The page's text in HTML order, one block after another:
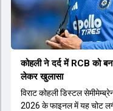
कोहली ने दर्द में RCB को बनाया IPL 2026 चैंप‍ियन, स्कैन में चोट को
लेकर खुलासा
विराट कोहली डिस्टल
2026 के फाइनल में यह चोट